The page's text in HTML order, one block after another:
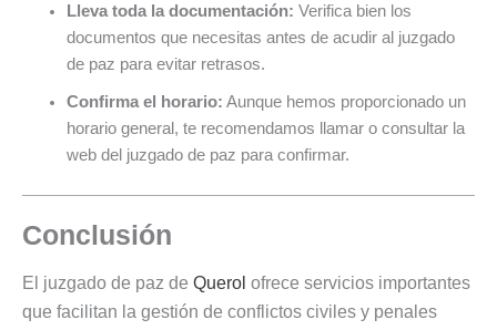
Lleva toda la documentación: Verifica bien los
documentos que necesitas antes de acudir al juzgado
de paz para evitar retrasos.
Confirma el horario: Aunque hemos proporcionado un
horario general, te recomendamos llamar o consultar la
web del juzgado de paz para confirmar.
Conclusión
El juzgado de paz de Querol ofrece servicios importantes
que facilitan la gestión de conflictos civiles y penales